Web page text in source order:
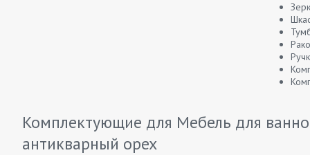
Комплектующие для Мебель для
антикварный орех